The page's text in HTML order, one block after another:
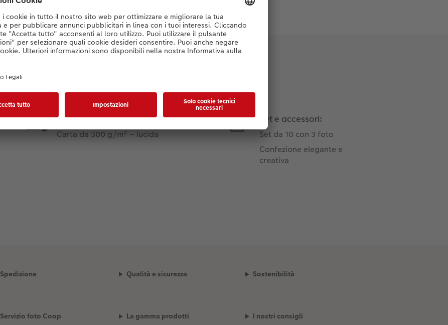
Qualità della carta:
Carta da 300 g/m² – lucida
Set e accessori:
Set da 10 con 3 foto
Confezione elegante e
creativa
Spedizione Qualità e sicurezza Sostenibilità
Servizio foto Coop La gamma prodotti I nostri consigli